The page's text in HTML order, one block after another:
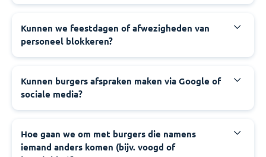
‍Kunnen we feestdagen of afwezigheden van
personeel blokkeren?
‍Kunnen burgers afspraken maken via Google of
sociale media?
‍Hoe gaan we om met burgers die namens
iemand anders komen (bijv. voogd of